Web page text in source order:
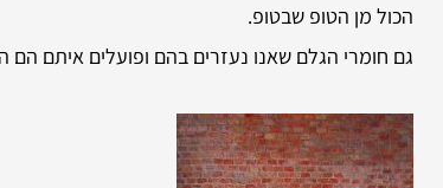
הכול מן הטופ שבטופ.
גם חומרי הגלם שאנו נעזרים בהם ופועלים איתם הם